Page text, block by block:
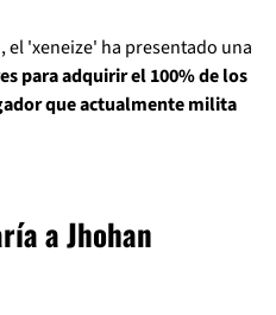
'xeneize' ha presentado una
para adquirir el 100% de los
que actualmente milita
a Jhohan